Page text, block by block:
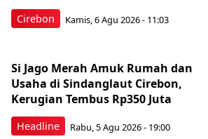
Cirebon Kamis, 6 Agu 2026 - 11:03
Headline
Si Jago Merah Amuk Rumah dan
Usaha di Sindanglaut Cirebon,
Kerugian Tembus Rp350 Juta
Rabu, 5 Agu 2026 - 19:00